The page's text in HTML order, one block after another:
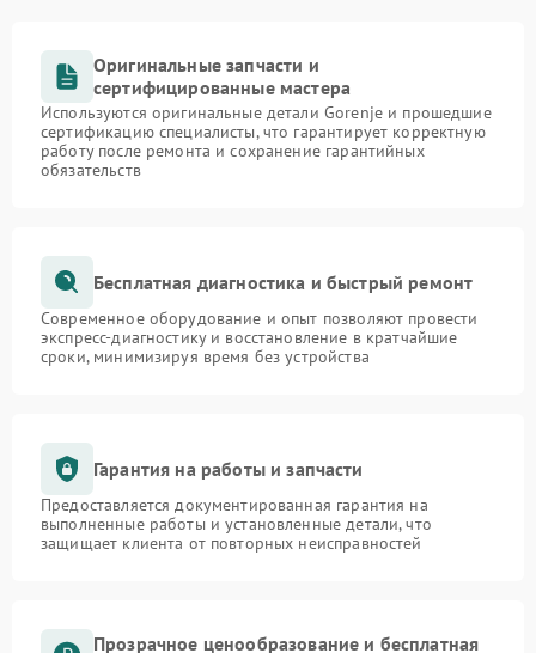
Оригинальные запчасти и
сертифицированные мастера
Используются оригинальные детали Gorenje и прошедшие
сертификацию специалисты, что гарантирует корректную
работу после ремонта и сохранение гарантийных
обязательств
Бесплатная диагностика и быстрый ремонт
Современное оборудование и опыт позволяют провести
экспресс-диагностику и восстановление в кратчайшие
сроки, минимизируя время без устройства
Гарантия на работы и запчасти
Предоставляется документированная гарантия на
выполненные работы и установленные детали, что
защищает клиента от повторных неисправностей
Прозрачное ценообразование и бесплатная